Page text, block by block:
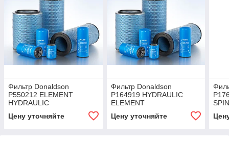
Фильтр Donaldson
P550212 ELEMENT
HYDRAULIC
Цену уточняйте
Фильтр Donaldson
P164919 HYDRAULIC
ELEMENT
Цену уточняйте